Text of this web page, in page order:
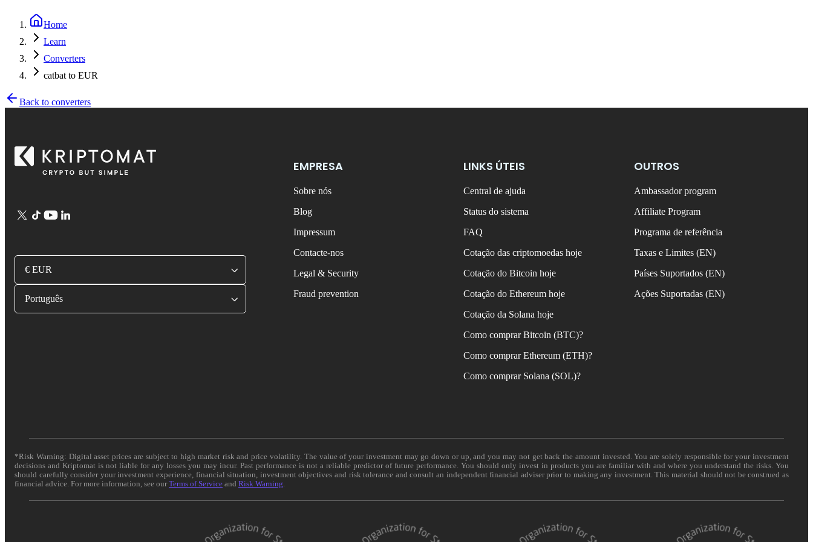
Home
Learn
Converters
catbat to EUR
Back to converters
€ EUR
Português
EMPRESA
Sobre nós
Blog
Impressum
Contacte-nos
Legal & Security
Fraud prevention
LINKS ÚTEIS
Central de ajuda
Status do sistema
FAQ
Cotação das criptomoedas hoje
Cotação do Bitcoin hoje
Cotação do Ethereum hoje
Cotação da Solana hoje
Como comprar Bitcoin (BTC)?
Como comprar Ethereum (ETH)?
Como comprar Solana (SOL)?
OUTROS
Ambassador program
Affiliate Program
Programa de referência
Taxas e Limites (EN)
Países Suportados (EN)
Ações Suportadas (EN)
*Risk Warning: Digital asset prices are subject to high market risk and price volatility. The value of your investment may go down or up, and you may not get back the amount invested. You are solely responsible for your investment
decisions and Kriptomat is not liable for any losses you may incur. Past performance is not a reliable predictor of future performance. You should only invest in products you are familiar with and where you understand the risks. You
should carefully consider your investment experience, financial situation, investment objectives and risk tolerance and consult an independent financial adviser prior to making any investment. This material should not be construed as
financial advice. For more information, see ourTerms of Service and Risk Warning